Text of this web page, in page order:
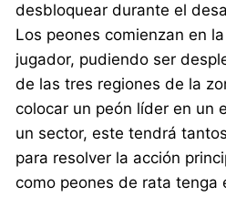
desbloquear durante el
Los peones comienzan en
jugador, pudiendo ser
de las tres regiones de la
colocar un peón líder en un
un sector, este tendrá
para resolver la acción
como peones de rata tenga